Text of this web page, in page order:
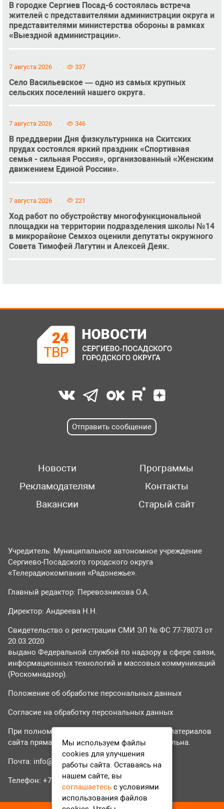
В городке Сергиев Посад-6 состоялась встреча
жителей с представителями администрации округа и
представителями министерства обороны в рамках
«Выездной администрации».
7 августа 2026 337
Село Васильевское — одно из самых крупных
сельских поселений нашего округа.
7 августа 2026 346
В преддверии Дня физкультурника на Скитских
прудах состоялся яркий праздник «Спортивная
семья - сильная Россия», организованный «Женским
движением Единой России».
7 августа 2026 221
Ход работ по обустройству многофункциональной
площадки на территории подразделения школы №14
в микрорайоне Семхоз оценили депутаты окружного
Совета Тимофей Лагутин и Алексей Деяк.
Отправить сообщение
Новости
Программы
Рекламодателям
Контакты
Вакансии
Старый сайт
Учредитель: Муниципальное автономное учреждение
Сергиево-Посадского городского округа
«Телерадиокомпания «Радонежье».
Главный редактор: Перевозникова О.А.
Директор: Андреева Н.Н.
Свидетельство о регистрации СМИ ЭЛ № ФС 77-78073 от
20.03.2020
выдано Федеральной службой по надзору в сфере связи,
информационных технологий и массовых коммуникаций
(Роскомнадзор).
Положение об обработке персональных данных
Согласие на обработку персональных данных
При полном или частичном использовании материалов
сайта прямая гиперссылка на tvr24.tv обязательна.
Почта: info@tvr24.tv
Телефон: +7 (496) 551-04-95
Мы используем файлы
cookies для улучшения
работы сайта. Оставаясь на
нашем сайте, вы
соглашаетесь с условиями
использования файлов